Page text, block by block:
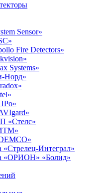
Sensor»
Fire Detectors»
Systems»
Норд»
«Стелс»
«Стрелец-Интеграл»
«ОРИОН» «Болид»